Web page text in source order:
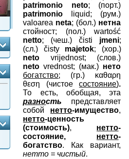
patrimonio
neto; (порт.)
patrimonio
liquid; (рум.)
valoarea neta; (бол.) нетна
стойност; (пол.)wartość
netto; (чеш.) čisti jmeni;
(сл.) čisty majetok; (хор.)
neto
vrijednost; (слов.)
neto vrednost; (мак.) нето
богатство; (гр.) καθαρη
θεση (чистоесостояние).
То есть, обобщая, эта
разность представляет
собой нетто-имущество,
нетто-ценность
(стоимость), нетто-
состояние, нетто-
богатство.
Как вариант,
нетто = чистый.